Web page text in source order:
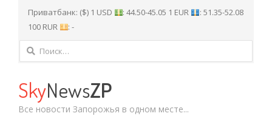
Приватбанк: ($) 1 USD : 44.50-45.05 1 EUR
: 51.35-52.08
100 RUR
: -
Найти:
SkyNewsZP
Все новости Запорожья в одном месте...